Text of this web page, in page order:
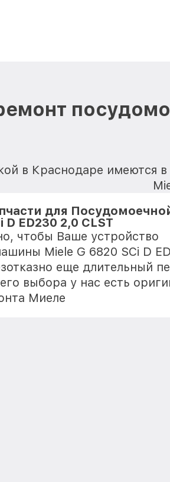
в Краснодаре имеются
для
D ED230 2,0 CLST
чтобы Ваше устройство
Miele G 6820 SCi D
еще длительный
выбора у нас есть
Миеле